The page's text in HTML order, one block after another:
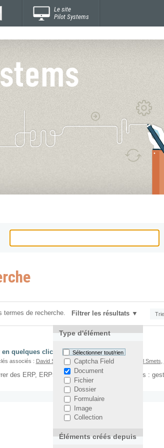
Le site
Pilot Systems
termes de recherche. Filtrer les résultats
Type d'élément
Sélectionner tout/rien
Captcha Field
Document
Fichier
Dossier
Formulaire
Image
Collection
Éléments créés depuis
quelques clics un site web
associés : David Sapiro,Open Office ,ERP5 Jean-Paul Smets
des ERP, ERP5 sait faire plein d'autres choses :